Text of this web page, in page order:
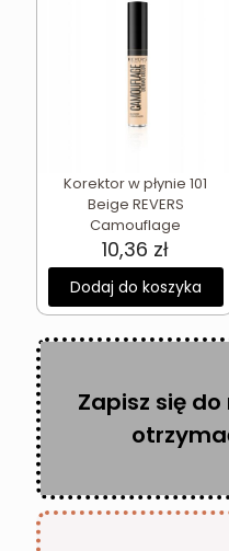
Korektor w płynie 101
Beige REVERS
Camouflage
10,36 zł
Dodaj do koszyka
Zapisz się